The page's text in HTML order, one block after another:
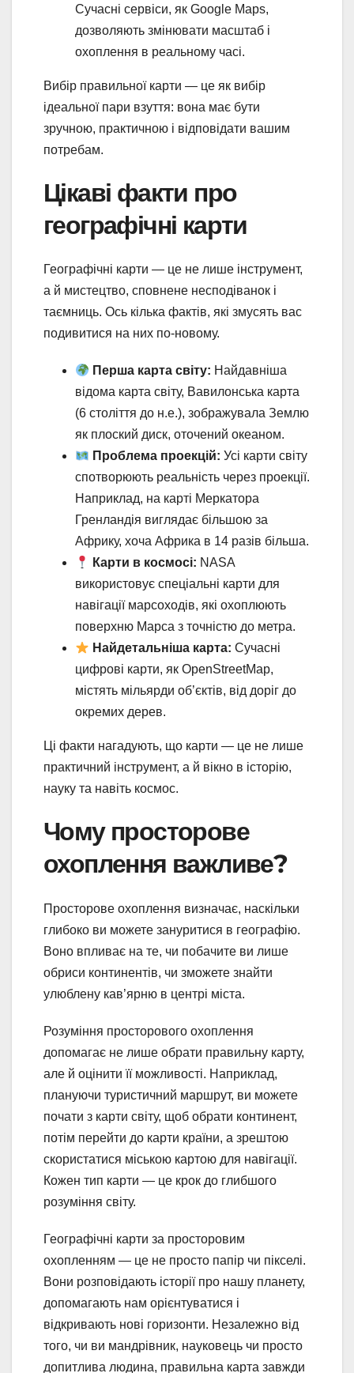
Сучасні сервіси, як Google Maps,
дозволяють змінювати масштаб і
охоплення в реальному часі.
Вибір правильної карти — це як вибір
ідеальної пари взуття: вона має бути
зручною, практичною і відповідати вашим
потребам.
Цікаві факти про
географічні карти
Географічні карти — це не лише інструмент,
а й мистецтво, сповнене несподіванок і
таємниць. Ось кілька фактів, які змусять вас
подивитися на них по-новому.
Перша карта світу: Найдавніша
відома карта світу, Вавилонська карта
(6 століття до н.е.), зображувала Землю
як плоский диск, оточений океаном.
Проблема проекцій: Усі карти світу
спотворюють реальність через проекції.
Наприклад, на карті Меркатора
Гренландія виглядає більшою за
Африку, хоча Африка в 14 разів більша.
Карти в космосі: NASA
використовує спеціальні карти для
навігації марсоходів, які охоплюють
поверхню Марса з точністю до метра.
Найдетальніша карта: Сучасні
цифрові карти, як OpenStreetMap,
містять мільярди об’єктів, від доріг до
окремих дерев.
Ці факти нагадують, що карти — це не лише
практичний інструмент, а й вікно в історію,
науку та навіть космос.
Чому просторове
охоплення важливе?
Просторове охоплення визначає, наскільки
глибоко ви можете зануритися в географію.
Воно впливає на те, чи побачите ви лише
обриси континентів, чи зможете знайти
улюблену кав’ярню в центрі міста.
Розуміння просторового охоплення
допомагає не лише обрати правильну карту,
але й оцінити її можливості. Наприклад,
плануючи туристичний маршрут, ви можете
почати з карти світу, щоб обрати континент,
потім перейти до карти країни, а зрештою
скористатися міською картою для навігації.
Кожен тип карти — це крок до глибшого
розуміння світу.
Географічні карти за просторовим
охопленням — це не просто папір чи пікселі.
Вони розповідають історії про нашу планету,
допомагають нам орієнтуватися і
відкривають нові горизонти. Незалежно від
того, чи ви мандрівник, науковець чи просто
допитлива людина, правильна карта завжди